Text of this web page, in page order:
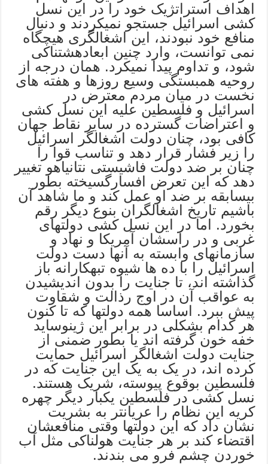
اهداف استراتژیک خود را در این نسل
کشی اسرائیل جستجو نمیکردند و دنبال
منافع خود نبودند، این اشغالگری هیچگاه
نمی توانست، وارد چنین ابعادهشتناکی
شود، و تداوم پیدا نمیکرد. همان درجه از
روحیه همبستگی وسیع روزها و هفته های
نخست در میان مردم معترض در
اسرائیل و فلسطین علیه این نسل کشی
و اعتراضات گسترده در سایر نقاط جهان
کافی بود، چنان دولت اشغالگر اسرائیل
را زیر فشار قرار دهد و تناسب قوا را
چنان بر ضد دولت فاشیستی نتانیاهو تغییر
دهد که این تعرض افسارگسیخته بطور
بیسابقه بر ضد او عمل کند و ما شاهد آن
باشیم تاریخ اشغالگران بنوع دیگر رقم
بخورد. اما در این نسل کشی دولتهای
غربی و در راسشان آمریکا و نهاد و
سازمانهای وابسته به آنها دست دولت
اسرائیل را با ده ها شیوه تبهکارانه باز
گذاشته اند، تا جنایت را بدون اندیشیدن
به عواقب آن در اوج رذالت و شقاوت
پیش ببرد. اساسا همه دولتها که تا کنون
هر کدام بشکلی در برابر این ژینوساید
خفه خون گرفته اند یا بطور ضمنی از
جنایت دولت اشغالگر اسرائیل حمایت
کرده اند، در یک به یک این جنایت که در
فلسطین بوقوع پیوسته، شریک هستند.
نسل کشی در فلسطین یکبار دیگر چهره
کریه این نظام را عریانتر به بشریت
نشان داد که این دولتها وقتی منافعشان
اقتضاء کند بر هر جنایت هولناکی مثل آب
خوردن چشم فرو می بندند.